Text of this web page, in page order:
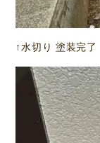
↑水切り 塗装完